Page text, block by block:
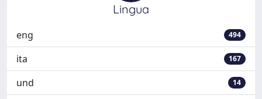
Lingua
eng 494
ita 167
und 14